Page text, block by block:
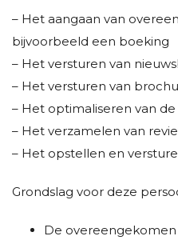
– Het aangaan van
bijvoorbeeld een boeking
– Het versturen van
– Het versturen van
– Het optimaliseren van
– Het verzamelen van
– Het opstellen en
Grondslag voor deze
De